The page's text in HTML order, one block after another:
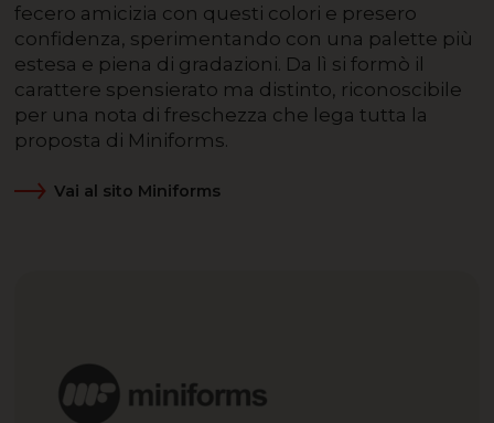
fecero amicizia con questi colori e presero
confidenza, sperimentando con una palette più
estesa e piena di gradazioni. Da lì si formò il
carattere spensierato ma distinto, riconoscibile
per una nota di freschezza che lega tutta la
proposta di Miniforms.
Vai al sito Miniforms